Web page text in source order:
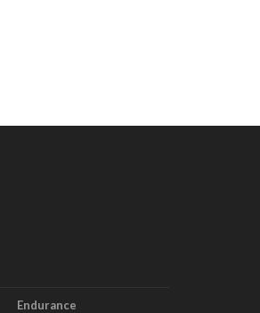
Endurance